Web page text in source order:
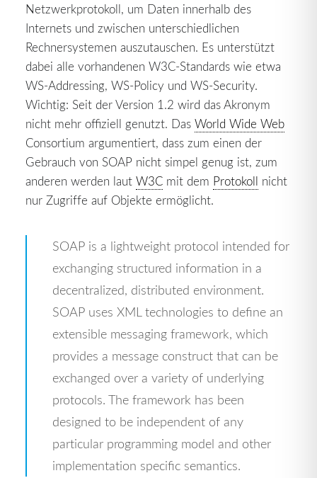
Netzwerkprotokoll, um Daten innerhalb des
Internets und zwischen unterschiedlichen
Rechnersystemen auszutauschen. Es unterstützt
dabei alle vorhandenen W3C-Standards wie etwa
WS-Addressing, WS-Policy und WS-Security.
Wichtig: Seit der Version 1.2 wird das Akronym
nicht mehr offiziell genutzt. Das World Wide Web
Consortium argumentiert, dass zum einen der
Gebrauch von SOAP nicht simpel genug ist, zum
anderen werden laut W3C mit dem Protokoll nicht
nur Zugriffe auf Objekte ermöglicht.
SOAP is a lightweight protocol intended for
exchanging structured information in a
decentralized, distributed environment.
SOAP uses XML technologies to define an
extensible messaging framework, which
provides a message construct that can be
exchanged over a variety of underlying
protocols. The framework has been
designed to be independent of any
particular programming model and other
implementation specific semantics.